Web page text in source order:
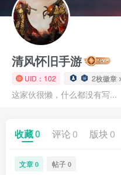
清风怀旧手游
UID：102 2枚徽章
这家伙很懒，什么都没有写...
收藏0 评论 0 版块 0
文章 0 帖子 0